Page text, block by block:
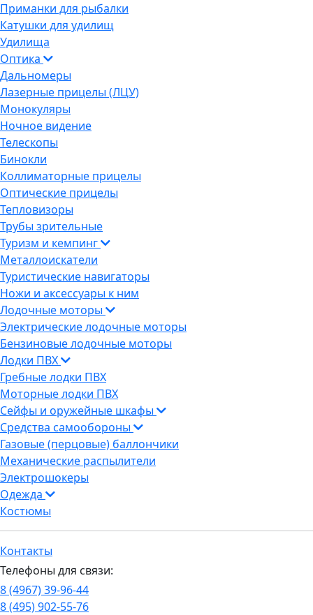
Приманки для рыбалки
Катушки для удилищ
Удилища
Оптика
Дальномеры
Лазерные прицелы (ЛЦУ)
Монокуляры
Ночное видение
Телескопы
Бинокли
Коллиматорные прицелы
Оптические прицелы
Тепловизоры
Трубы зрительные
Туризм и кемпинг
Металлоискатели
Туристические навигаторы
Ножи и аксессуары к ним
Лодочные моторы
Электрические лодочные моторы
Бензиновые лодочные моторы
Лодки ПВХ
Гребные лодки ПВХ
Моторные лодки ПВХ
Сейфы и оружейные шкафы
Средства самообороны
Газовые (перцовые) баллончики
Механические распылители
Электрошокеры
Одежда
Костюмы
Контакты
Телефоны для связи:
8 (4967) 39-96-44
8 (495) 902-55-76